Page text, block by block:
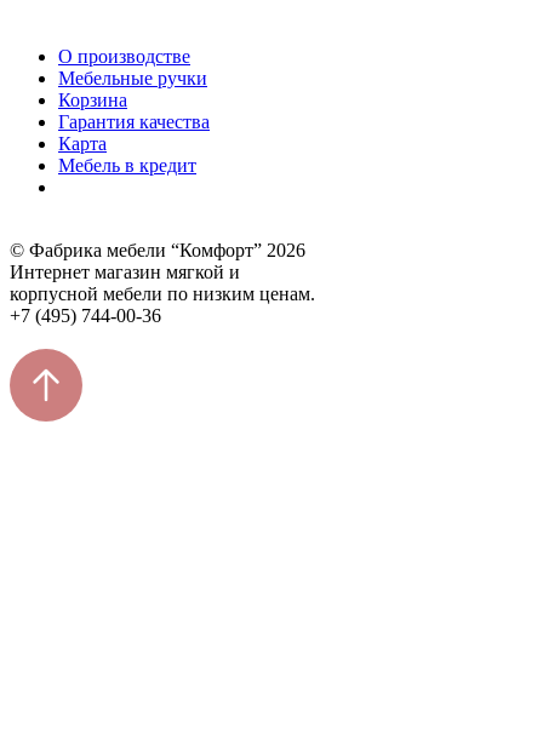
О производстве
Мебельные ручки
Корзина
Гарантия качества
Карта
Мебель в кредит
© Фабрика мебели “Комфорт” 2026
Интернет магазин мягкой и
корпусной мебели по низким ценам.
+7 (495) 744-00-36